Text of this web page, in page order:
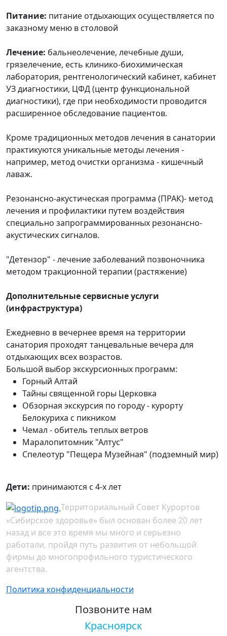
Питание: питание отдыхающих осуществляется по
заказному меню в столовой
Лечение: бальнеолечение, лечебные души,
грязелечение, есть клинико-биохимическая
лаборатория, рентгенологический кабинет, кабинет
УЗ диагностики, ЦФД (центр функциональной
диагностики), где при необходимости проводится
расширенное обследование пациентов.
Кроме традиционных методов лечения в санатории
практикуются уникальные методы лечения -
например, метод очистки организма - кишечный
лаваж.
Резонансно-акустическая программа (ПРАК)- метод
лечения и профилактики путем воздействия
специально запрограммированных резонансно-
акустических сигналов.
"Детензор" - лечение заболеваний позвоночника
методом тракционной терапии (растяжение)
Дополнительные сервисные услуги
(инфраструктура)
Ежедневно в вечернее время на территории
санатория проходят танцевальные вечера для
отдыхающих всех возрастов.
Большой выбор экскурсионных программ:
Горный Алтай
Тайны священной горы Церковка
Обзорная экскурсия по городу - курорту
Белокуриха с пикником
Чемал - обитель теплых ветров
Маралопитомник "Алтус"
Спелеотур "Пещера Музейная" (подземный мир)
Дети: принимаются с 4-х лет
Территориальный Совет Курортов
«Сибирское здоровье» был основан более 20 лет
назад и все это время мы много и серьезно
работали, пройдя путь развития от небольшой
фирмы до многопрофильного туристического
агентства.
Политика конфиденциальности
Позвоните нам
Красноярск